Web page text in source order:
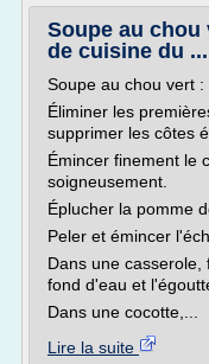
Soupe au chou
de cuisine du ...
Soupe au chou vert :
Éliminer les
supprimer les côtes
Émincer finement le
soigneusement.
Éplucher la pomme
Peler et émincer
Dans une
fond d'eau et
Dans une cocotte,...
Lire la suite